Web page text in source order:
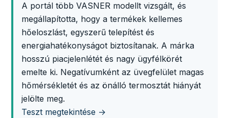
A portál több VASNER modellt vizsgált, és
megállapította, hogy a termékek kellemes
hőeloszlást, egyszerű telepítést és
energiahatékonyságot biztosítanak. A márka
hosszú piacjelenlétét és nagy ügyfélkörét
emelte ki. Negatívumként az üvegfelület magas
hőmérsékletét és az önálló termosztát hiányát
jelölte meg.
Teszt megtekintése →